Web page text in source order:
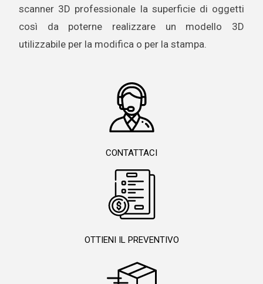
scanner 3D professionale la superficie di oggetti
così da poterne realizzare un modello 3D
utilizzabile per la modifica o per la stampa.
CONTATTACI
OTTIENI IL PREVENTIVO